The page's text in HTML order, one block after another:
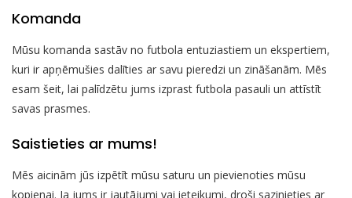
Komanda
Mūsu komanda sastāv no futbola entuziastiem un ekspertiem,
kuri ir apņēmušies dalīties ar savu pieredzi un zināšanām. Mēs
esam šeit, lai palīdzētu jums izprast futbola pasauli un attīstīt
savas prasmes.
Saistieties ar mums!
Mēs aicinām jūs izpētīt mūsu saturu un pievienoties mūsu
kopienai. Ja jums ir jautājumi vai ieteikumi, droši sazinieties ar